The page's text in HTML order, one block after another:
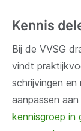
Kennis
Bij de VVSG
vindt
schrij­vin­gen
aanpassen
kennisgroep in